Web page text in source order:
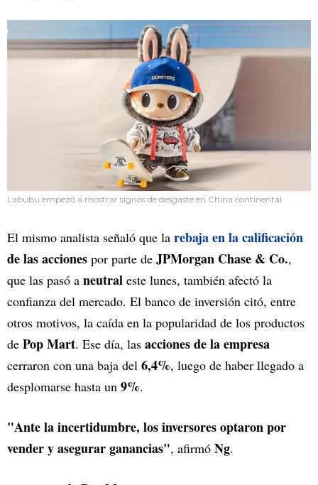
Labubu empezó a mostrar signos de desgaste en China continental.
El mismo analista señaló que la rebaja en la calificación
de las acciones por parte de JPMorgan Chase & Co.,
que las pasó a neutral este lunes, también afectó la
confianza del mercado. El banco de inversión citó, entre
otros motivos, la caída en la popularidad de los productos
de Pop Mart. Ese día, las acciones de la empresa
cerraron con una baja del 6,4%, luego de haber llegado a
desplomarse hasta un 9%.
"Ante la incertidumbre, los inversores optaron por
vender y asegurar ganancias", afirmó Ng.